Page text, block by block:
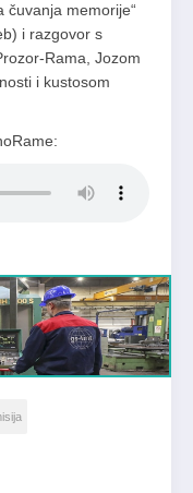
čuvanja memorije“
i razgovor s
Rama, Jozom
i kustosom